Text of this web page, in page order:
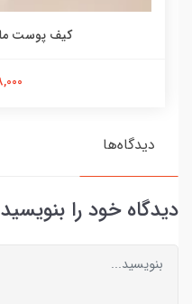
دیدگاه‌ها
دیدگاه خود را بنویسید